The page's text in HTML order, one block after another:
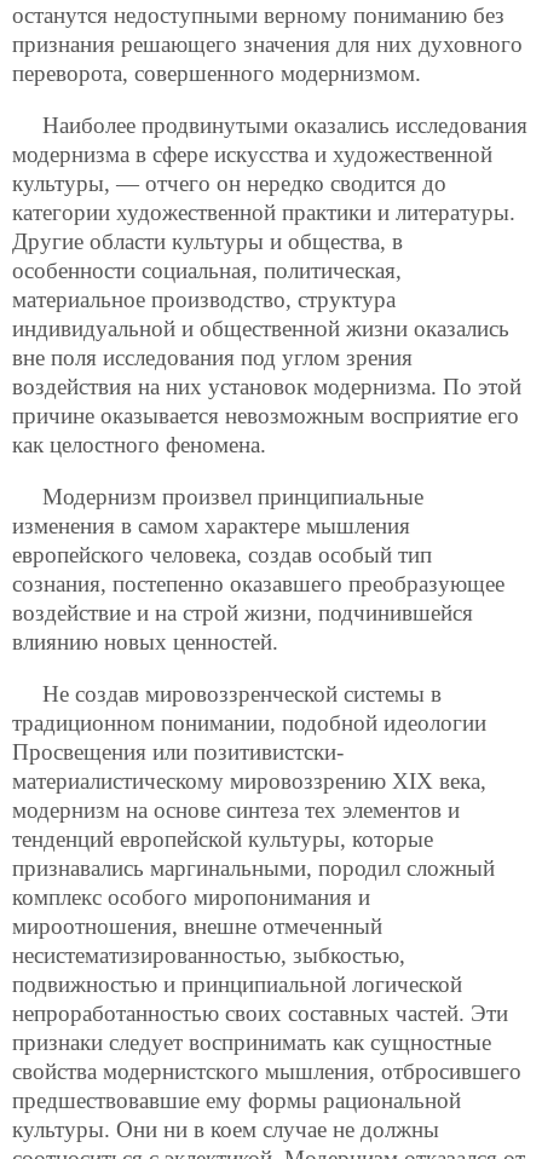
останутся недоступными верному пониманию без
признания решающего значения для них духовного
переворота, совершенного модернизмом.
Наиболее продвинутыми оказались исследования
модернизма в сфере искусства и художественной
культуры, — отчего он нередко сводится до
категории художественной практики и литературы.
Другие области культуры и общества, в
особенности социальная, политическая,
материальное производство, структура
индивидуальной и общественной жизни оказались
вне поля исследования под углом зрения
воздействия на них установок модернизма. По этой
причине оказывается невозможным восприятие его
как целостного феномена.
Модернизм произвел принципиальные
изменения в самом характере мышления
европейского человека, создав особый тип
сознания, постепенно оказавшего преобразующее
воздействие и на строй жизни, подчинившейся
влиянию новых ценностей.
Не создав мировоззренческой системы в
традиционном понимании, подобной идеологии
Просвещения или позитивистски-
материалистическому мировоззрению XIX века,
модернизм на основе синтеза тех элементов и
тенденций европейской культуры, которые
признавались маргинальными, породил сложный
комплекс особого миропонимания и
мироотношения, внешне отмеченный
несистематизированностью, зыбкостью,
подвижностью и принципиальной логической
непроработанностью своих составных частей. Эти
признаки следует воспринимать как сущностные
свойства модернистского мышления, отбросившего
предшествовавшие ему формы рациональной
культуры. Они ни в коем случае не должны